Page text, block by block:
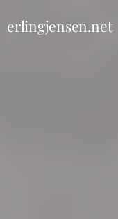
erlingjensen.net